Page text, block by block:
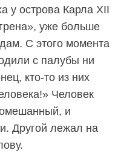
у острова Карла ХII
уже больше
С этого момента
с палубы ни
кто-то из них
Человек
и
Другой лежал на